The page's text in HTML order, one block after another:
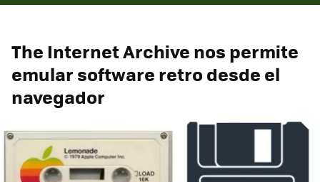
The Internet Archive nos permite
emular software retro desde el
navegador